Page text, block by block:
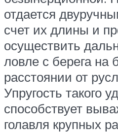
отдается
счет их длины и
осуществить
ловле с берега на
расстоянии от
Упругость такого
способствует
голавля крупных